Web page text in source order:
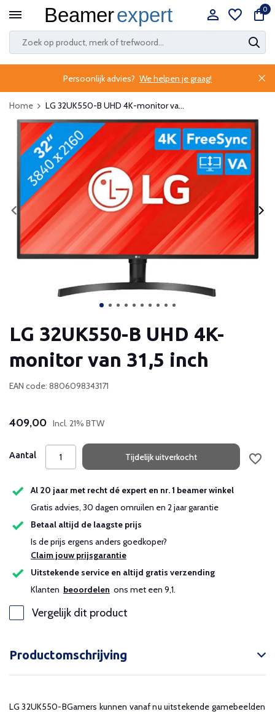
0
Persoonlijk advies? We helpen je graag!
Home LG 32UK550-B UHD 4K-monitor va...
LG 32UK550-B UHD 4K-
monitor van 31,5 inch
EAN code: 8806098343171
409,00 Incl. 21% BTW
Aantal Tijdelijk uitverkocht
Al 20 jaar met recht dé expert en nr. 1 beamer winkel
Gratis advies, 30 dagen omruilen en 2 jaar garantie
Betaal altijd de laagste prijs
Is de prijs ergens anders goedkoper?
Claim jouw prijsgarantie
Uitstekende service en altijd gratis verzending
Klanten beoordelen ons met een 9,1.
Vergelijk dit product
Productomschrijving
LG 32UK550-BGamers kunnen vanaf nu uitstekende gamebeelden